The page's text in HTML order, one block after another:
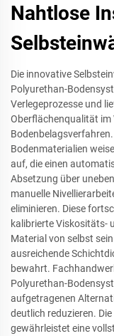
Nahtlose
Die innovative
Polyurethan-
Verlegeprozesse und
Oberflächenqualität im
Bodenmaterialien
auf, die einen
Absetzung über
manuelle
eliminieren. Diese
kalibrierte Viskositäts-
Material von selbst
ausreichende
bewahrt.
Polyurethan-
aufgetragenen
deutlich reduzieren.
gewährleistet eine